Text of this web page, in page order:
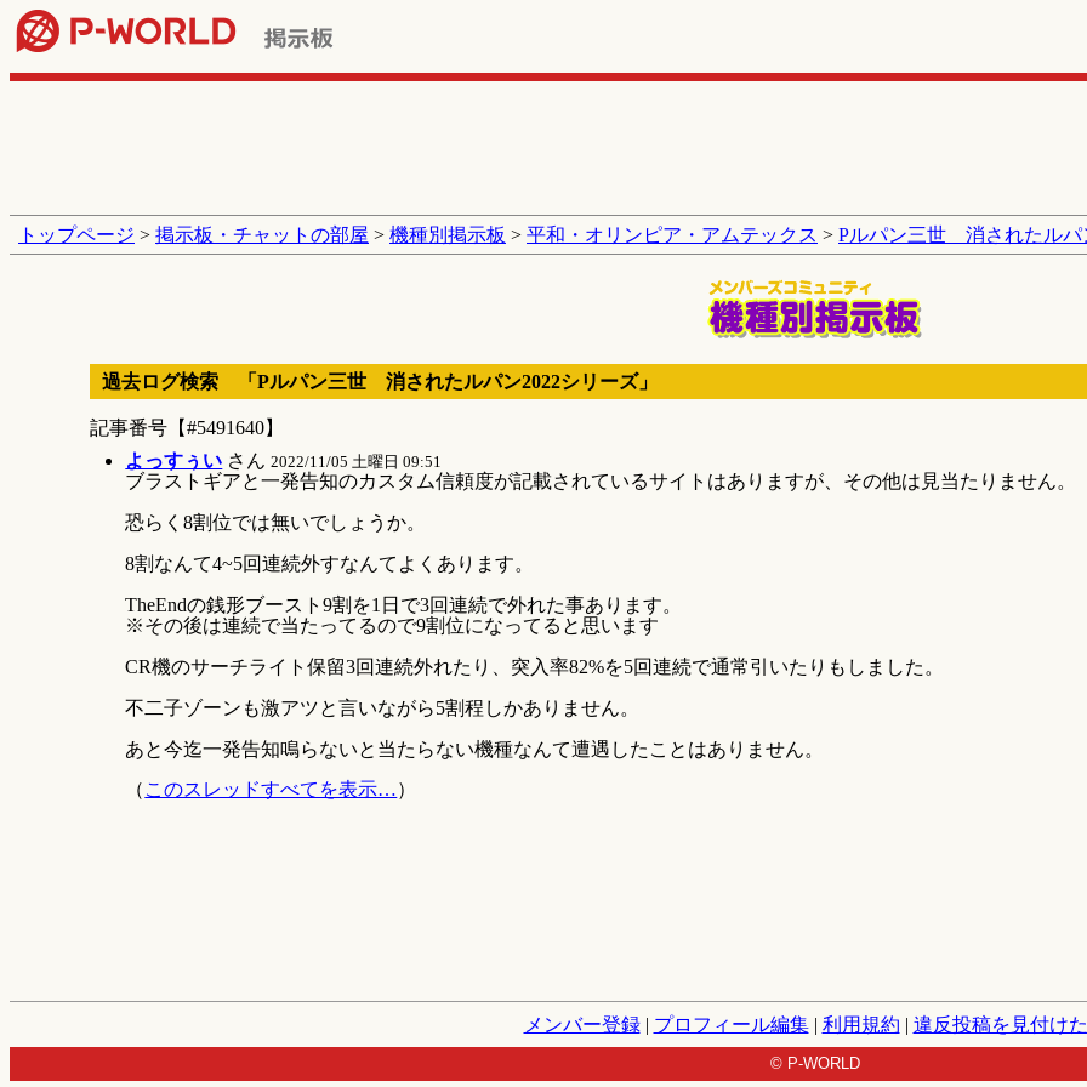
トップページ > 掲示板・チャットの部屋 > 機種別掲示板 > 平和・オリンピア・アムテックス > Pルパン三世 消されたルパ
過去ログ検索 「Pルパン三世 消されたルパン2022シリーズ」
記事番号【#5491640】
よっすぅい さん2022/11/05 土曜日 09:51
ブラストギアと一発告知のカスタム信頼度が記載されているサイトはありますが、その他は見当たりません。
恐らく8割位では無いでしょうか。
8割なんて4~5回連続外すなんてよくあります。
TheEndの銭形ブースト9割を1日で3回連続で外れた事あります。
※その後は連続で当たってるので9割位になってると思います
CR機のサーチライト保留3回連続外れたり、突入率82%を5回連続で通常引いたりもしました。
不二子ゾーンも激アツと言いながら5割程しかありません。
あと今迄一発告知鳴らないと当たらない機種なんて遭遇したことはありません。
（ このスレッドすべてを表示…）
メンバー登録| プロフィール編集| 利用規約 | 違反投稿を見付け
© P-WORLD